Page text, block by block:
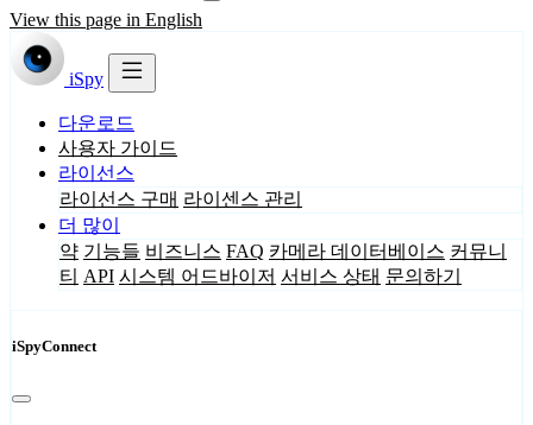
View this page in English
iSpy
다운로드
사용자 가이드
라이선스
라이선스 구매 라이센스 관리
더 많이
약 기능들 비즈니스 FAQ 카메라 데이터베이스 커뮤니
티 API 시스템 어드바이저 서비스 상태 문의하기
iSpyConnect